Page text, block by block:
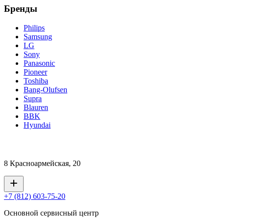
Бренды
Philips
Samsung
LG
Sony
Panasonic
Pioneer
Toshiba
Bang-Olufsen
Supra
Blauren
BBK
Hyundai
8 Красноармейская, 20
+7 (812) 603-75-20
Основной сервисный центр